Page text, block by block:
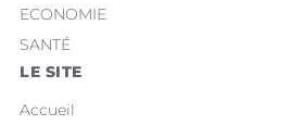
ECONOMIE
SANTÉ
LE SITE
Accueil